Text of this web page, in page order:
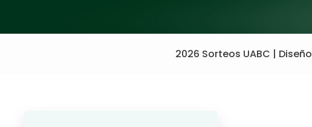
2026 Sorteos UABC | Diseño